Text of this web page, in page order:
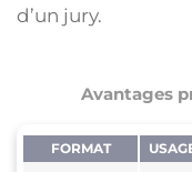
d’un jury.
Avantages
FORMAT